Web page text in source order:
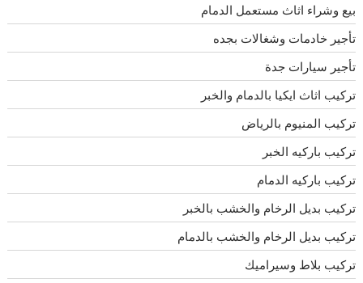
بيع وشراء اثاث مستعمل الدمام
تأجير خادمات وشغالات بجده
تأجير سيارات جدة
تركيب اثاث ايكيا بالدمام والخبر
تركيب المنيوم بالرياض
تركيب باركيه الخبر
تركيب باركيه الدمام
تركيب بديل الرخام والخشب بالخبر
تركيب بديل الرخام والخشب بالدمام
تركيب بلاط وسيراميك